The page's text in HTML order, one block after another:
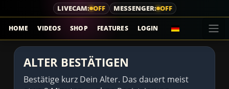
LIVECAM: OFF MESSENGER: OFF
HOME VIDEOS SHOP FEATURES LOGIN
ALTER BESTÄTIGEN
Bestätige kurz Dein Alter. Das dauert meist